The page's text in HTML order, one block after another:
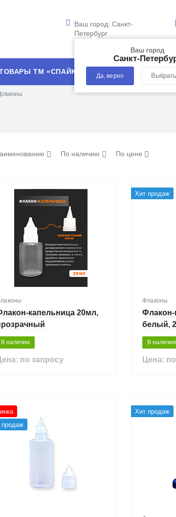
Ваш город: Санкт-
Петербург
Ваш город
Санкт-
Да, верно
ТМ «СПАЙК»
По наличию По цене
капельница 20мл,
В наличии
по запросу
Хит продаж
Флаконы
Флакон-
белый,
В наличии
Цена:
продаж
Хит продаж